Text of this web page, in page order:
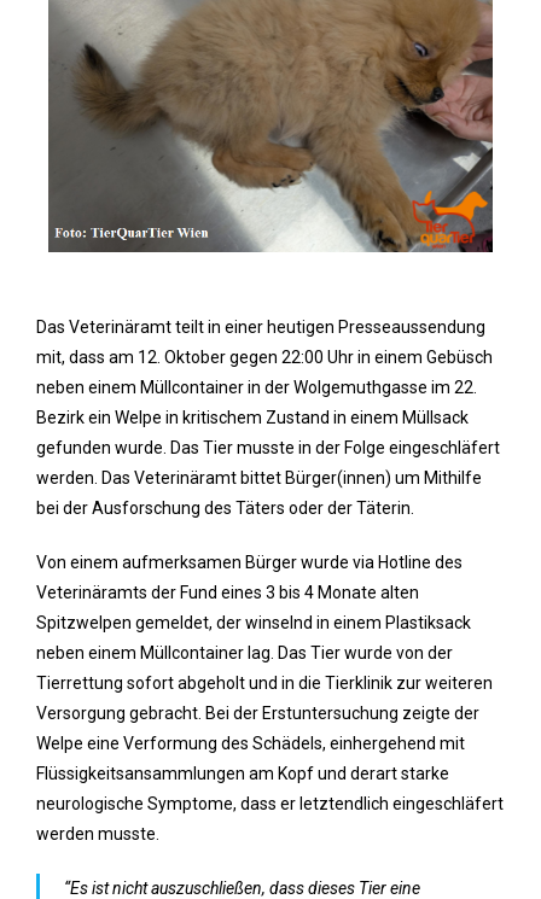
Das Veterinäramt teilt in einer heutigen Presseaussendung
mit, dass am 12. Oktober gegen 22:00 Uhr in einem Gebüsch
neben einem Müllcontainer in der Wolgemuthgasse im 22.
Bezirk ein Welpe in kritischem Zustand in einem Müllsack
gefunden wurde. Das Tier musste in der Folge eingeschläfert
werden. Das Veterinäramt bittet Bürger(innen) um Mithilfe
bei der Ausforschung des Täters oder der Täterin.
Von einem aufmerksamen Bürger wurde via Hotline des
Veterinäramts der Fund eines 3 bis 4 Monate alten
Spitzwelpen gemeldet, der winselnd in einem Plastiksack
neben einem Müllcontainer lag. Das Tier wurde von der
Tierrettung sofort abgeholt und in die Tierklinik zur weiteren
Versorgung gebracht. Bei der Erstuntersuchung zeigte der
Welpe eine Verformung des Schädels, einhergehend mit
Flüssigkeitsansammlungen am Kopf und derart starke
neurologische Symptome, dass er letztendlich eingeschläfert
werden musste.
“Es ist nicht auszuschließen, dass dieses Tier eine